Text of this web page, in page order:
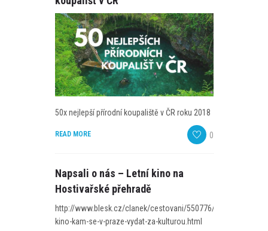
50x nejlepší přírodní koupaliště v ČR roku 2018
READ MORE 0
Napsali o nás – Letní kino na
Hostivařské přehradě
http://www.blesk.cz/clanek/cestovani/550776/letni-
kino-kam-se-v-praze-vydat-za-kulturou.html